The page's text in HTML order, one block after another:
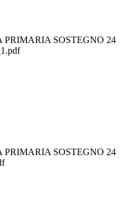
PRIMARIA SOSTEGNO 24
PRIMARIA SOSTEGNO 24